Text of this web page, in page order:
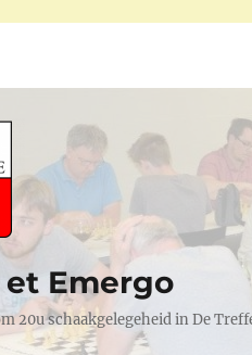
Emergo
20u schaakgelegeheid in De